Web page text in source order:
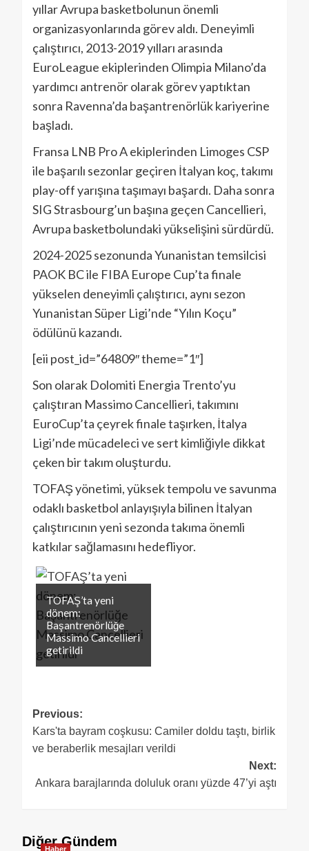
yıllar Avrupa basketbolunun önemli
organizasyonlarında görev aldı. Deneyimli
çalıştırıcı, 2013-2019 yılları arasında
EuroLeague ekiplerinden Olimpia Milano’da
yardımcı antrenör olarak görev yaptıktan
sonra Ravenna’da başantrenörlük kariyerine
başladı.
Fransa LNB Pro A ekiplerinden Limoges CSP
ile başarılı sezonlar geçiren İtalyan koç, takımı
play-off yarışına taşımayı başardı. Daha sonra
SIG Strasbourg’un başına geçen Cancellieri,
Avrupa basketbolundaki yükselişini sürdürdü.
2024-2025 sezonunda Yunanistan temsilcisi
PAOK BC ile FIBA Europe Cup’ta finale
yükselen deneyimli çalıştırıcı, aynı sezon
Yunanistan Süper Ligi’nde “Yılın Koçu”
ödülünü kazandı.
[eii post_id=”64809″ theme=”1″]
Son olarak Dolomiti Energia Trento’yu
çalıştıran Massimo Cancellieri, takımını
EuroCup’ta çeyrek finale taşırken, İtalya
Ligi’nde mücadeleci ve sert kimliğiyle dikkat
çeken bir takım oluşturdu.
TOFAŞ yönetimi, yüksek tempolu ve savunma
odaklı basketbol anlayışıyla bilinen İtalyan
çalıştırıcının yeni sezonda takıma önemli
katkılar sağlamasını hedefliyor.
TOFAŞ’ta yeni
dönem:
Başantrenörlüğe
Massimo Cancellieri
getirildi
Previous:
Kars'ta bayram coşkusu: Camiler doldu taştı, birlik
ve beraberlik mesajları verildi
Next:
Ankara barajlarında doluluk oranı yüzde 47’yi aştı
Diğer Gündem
Haber